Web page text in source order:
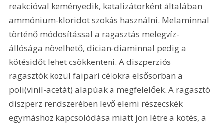
reakcióval keményedik, katalizátorként általában
ammónium-kloridot szokás használni. Melaminnal
történő módosítással a ragasztás melegvíz-
állósága növelhető, dician-diaminnal pedig a
kötésidőt lehet csökkenteni. A diszperziós
ragasztók közül faipari célokra elsősorban a
poli(vinil-acetát) alapúak a megfelelőek. A ragasztó
diszperz rendszerében levő elemi részecskék
egymáshoz kapcsolódása miatt jön létre a kötés, a